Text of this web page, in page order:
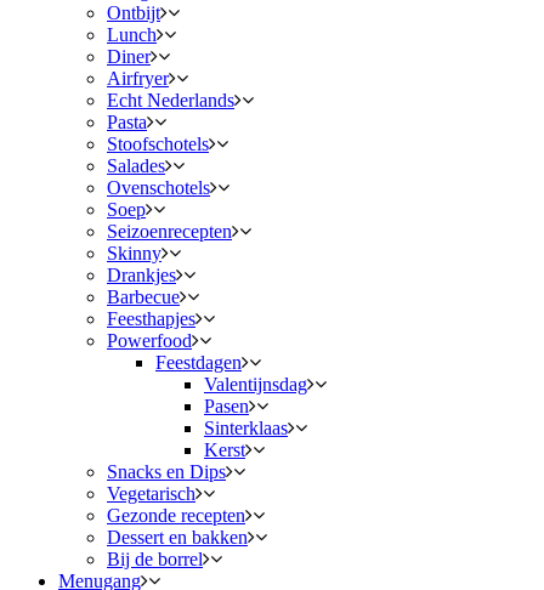
Ontbijt
Lunch
Diner
Airfryer
Echt Nederlands
Pasta
Stoofschotels
Salades
Ovenschotels
Soep
Seizoenrecepten
Skinny
Drankjes
Barbecue
Feesthapjes
Powerfood
Feestdagen
Valentijnsdag
Pasen
Sinterklaas
Kerst
Snacks en Dips
Vegetarisch
Gezonde recepten
Dessert en bakken
Bij de borrel
Menugang